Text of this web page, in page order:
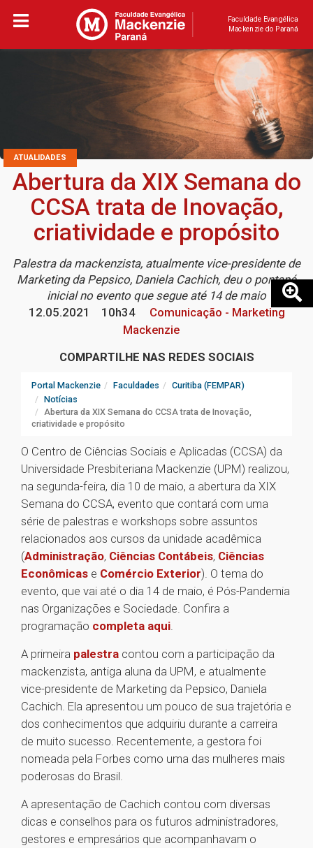
Faculdade Evangélica
Mackenzie do Paraná
ATUALIDADES
Abertura da XIX Semana do
CCSA trata de Inovação,
criatividade e propósito
Palestra da mackenzista, atualmente vice-presidente de
Marketing da Pepsico, Daniela Cachich, deu o pontapé
inicial no evento que segue até 14 de maio
12.05.2021
10h34
Comunicação - Marketing
Mackenzie
COMPARTILHE NAS REDES SOCIAIS
Portal Mackenzie Faculdades
Curitiba (FEMPAR)
Notícias
Abertura da XIX Semana do CCSA trata de Inovação,
criatividade e propósito
O Centro de Ciências Sociais e Aplicadas (CCSA) da
Universidade Presbiteriana Mackenzie (UPM) realizou,
na segunda-feira, dia 10 de maio, a abertura da XIX
Semana do CCSA, evento que contará com uma
série de palestras e workshops sobre assuntos
relacionados aos cursos da unidade acadêmica
(Administração, Ciências Contábeis, Ciências
Econômicas e Comércio Exterior). O tema do
evento, que vai até o dia 14 de maio, é Pós-Pandemia
nas Organizações e Sociedade. Confira a
programação completa aqui.
A primeira palestra contou com a participação da
mackenzista, antiga aluna da UPM, e atualmente
vice-presidente de Marketing da Pepsico, Daniela
Cachich. Ela apresentou um pouco de sua trajetória e
dos conhecimentos que adquiriu durante a carreira
de muito sucesso. Recentemente, a gestora foi
nomeada pela Forbes como uma das mulheres mais
poderosas do Brasil.
A apresentação de Cachich contou com diversas
dicas e conselhos para os futuros administradores,
gestores e empresários que acompanhavam o